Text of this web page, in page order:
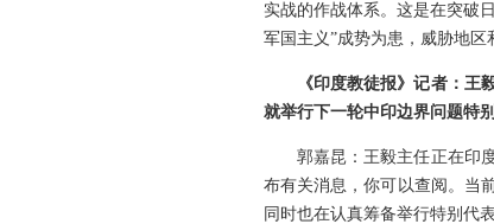
实战的作战体系。这是在突破
军国主义”成势为患，威胁地区
《印度教徒报》记者：王
就举行下一轮中印边界问题特
郭嘉昆：王毅主任正在印
布有关消息，你可以查阅。当
同时也在认真筹备举行特别代